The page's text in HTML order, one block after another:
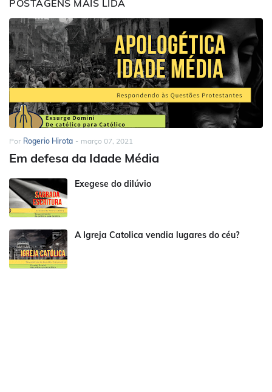
POSTAGENS MAIS LIDA
Por Rogerio Hirota - março 07, 2021
Em defesa da Idade Média
Exegese do dilúvio
A Igreja Catolica vendia lugares do céu?